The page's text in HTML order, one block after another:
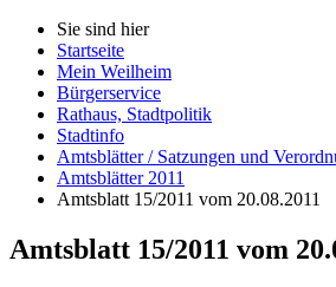
Sie sind hier
Startseite
Mein Weilheim
Bürgerservice
Rathaus, Stadtpolitik
Stadtinfo
Amtsblätter / Satzungen und
Amtsblätter 2011
Amtsblatt 15/2011 vom 20.08.2011
Amtsblatt 15/2011 vom